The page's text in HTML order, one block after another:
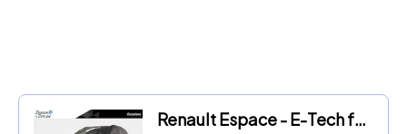
Renault Espace - E-Tech full hybrid 200 iconic 7p. AUTOMAAT NAVI AIRCO 360CAM